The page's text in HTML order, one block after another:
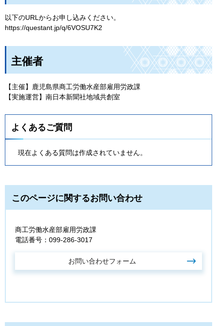
以下のURLからお申し込みください。
https://questant.jp/q/6VOSU7K2
主催者
【主催】鹿児島県商工労働水産部雇用労政課
【実施運営】南日本新聞社地域共創室
よくあるご質問
現在よくある質問は作成されていません。
このページに関するお問い合わせ
商工労働水産部雇用労政課
電話番号：099-286-3017